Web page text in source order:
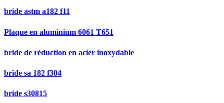
bride astm a182 f11
Plaque en aluminium 6061 T651
bride de réduction en acier inoxydable
bride sa 182 f304
bride s30815